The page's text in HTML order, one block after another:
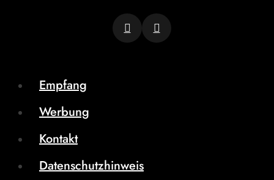
Empfang
Werbung
Kontakt
Datenschutzhinweis